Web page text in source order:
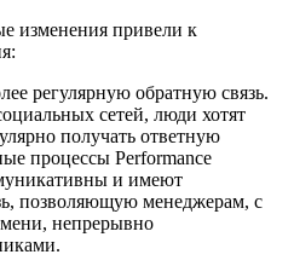
изменения привели к
регулярную обратную связь.
сетей, люди хотят
получать ответную
процессы Performance
и имеют
позволяющую менеджерам, с
непрерывно